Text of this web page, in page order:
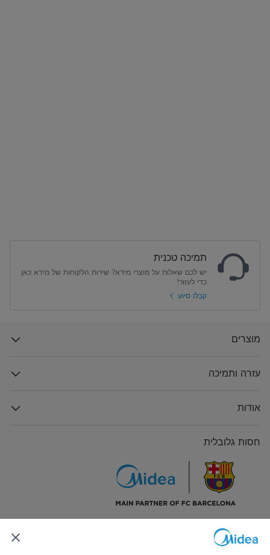
תמיכה טכנית
יש לכם שאלות על מוצרי מידא? שירות הלקוחות של מידא כאן
כדי לעזור!
קבלו סיוע
מוצרים
עזרה ותמיכה
אודות
חסות גלובלית
התחבר אלינו